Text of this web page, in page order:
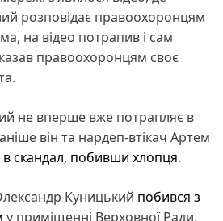
розповідає правоохоронцям
на відео потрапив і сам
правоохоронцям своє
не вперше вже потрапляє в
він та нардеп-втікач Артем
скандал, побивши хлопця.
Куницький побився з
у приміщенні Верховної Ради.